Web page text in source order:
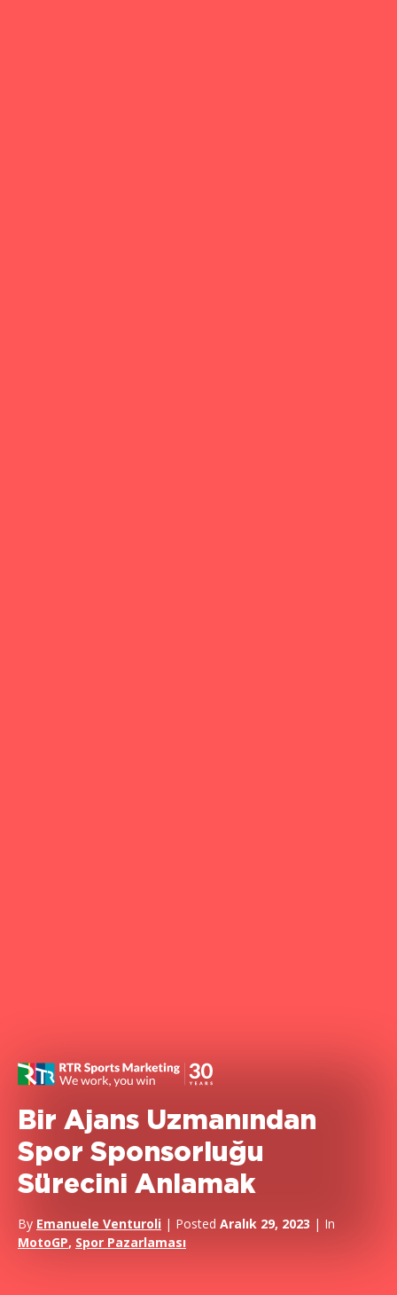
Bir Ajans Uzmanından
Spor Sponsorluğu
Sürecini Anlamak
By Emanuele Venturoli | Posted Aralık 29, 2023 | In
MotoGP, Spor Pazarlaması